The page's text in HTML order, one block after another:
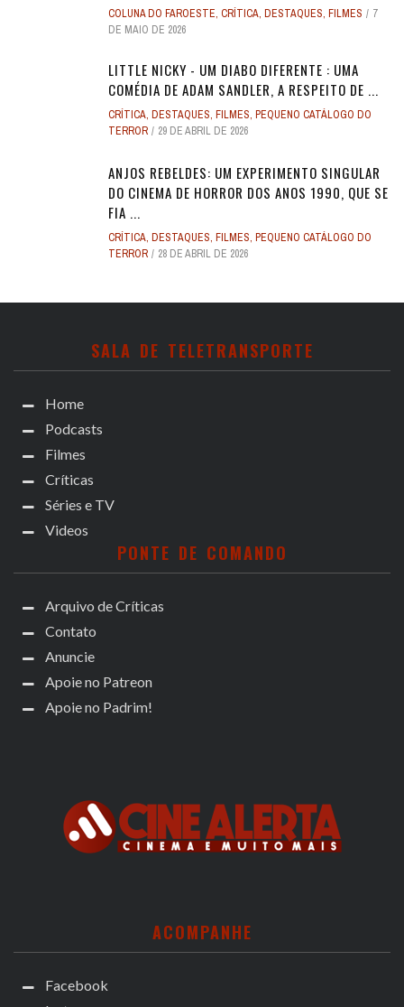
COLUNA DO FAROESTE, CRÍTICA, DESTAQUES, FILMES
7
DE MAIO DE 2026
LITTLE NICKY - UM DIABO DIFERENTE : UMA
COMÉDIA DE ADAM SANDLER, A RESPEITO DE ...
CRÍTICA, DESTAQUES, FILMES, PEQUENO CATÁLOGO DO
TERROR
29 DE ABRIL DE 2026
ANJOS REBELDES: UM EXPERIMENTO SINGULAR
DO CINEMA DE HORROR DOS ANOS 1990, QUE SE
FIA ...
CRÍTICA, DESTAQUES, FILMES, PEQUENO CATÁLOGO DO
TERROR
28 DE ABRIL DE 2026
SALA DE TELETRANSPORTE
Home
Podcasts
Filmes
Críticas
Séries e TV
Videos
PONTE DE COMANDO
Arquivo de Críticas
Contato
Anuncie
Apoie no Patreon
Apoie no Padrim!
ACOMPANHE
Facebook